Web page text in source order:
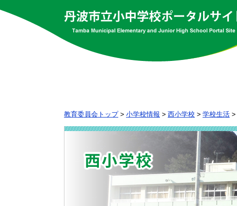
教育委員会トップ > 小学校情報 > 西小学校 > 学校生活 >